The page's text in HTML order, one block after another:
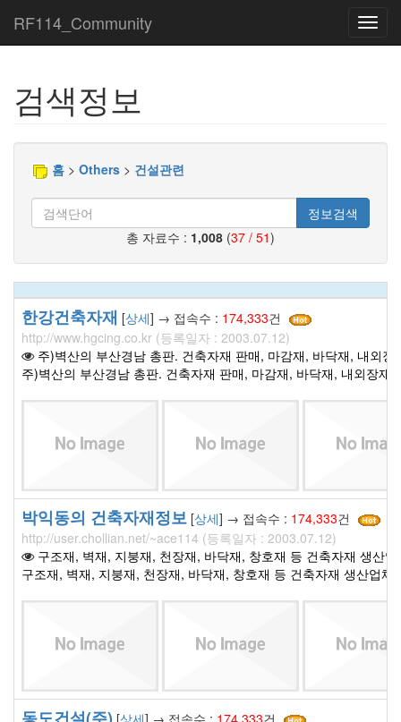
RF114_Community
검색정보
홈 > Others > 건설관련
정보검색
총 자료수 : 1,008 (37 / 51)
한강건축자재 [상세] → 접속수 : 174,333건
http://www.hgcing.co.kr (등록일자 : 2003.07.12)
주)벽산의 부산경남 총판. 건축자재 판매, 마감재, 바닥재, 내외장
주)벽산의 부산경남 총판. 건축자재 판매, 마감재, 바닥재, 내외장재,
박익동의 건축자재정보 [상세] → 접속수 : 174,333건
http://user.chollian.net/~ace114 (등록일자 : 2003.07.12)
구조재, 벽재, 지붕재, 천장재, 바닥재, 창호재 등 건축자재 생산
구조재, 벽재, 지붕재, 천장재, 바닥재, 창호재 등 건축자재 생산업체
[상세] → 접속수 : 174,333건